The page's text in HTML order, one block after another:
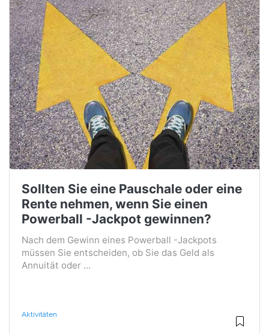
Sollten Sie eine Pauschale oder eine
Rente nehmen, wenn Sie einen
Powerball -Jackpot gewinnen?
Nach dem Gewinn eines Powerball -Jackpots
müssen Sie entscheiden, ob Sie das Geld als
Annuität oder ...
Aktivitäten